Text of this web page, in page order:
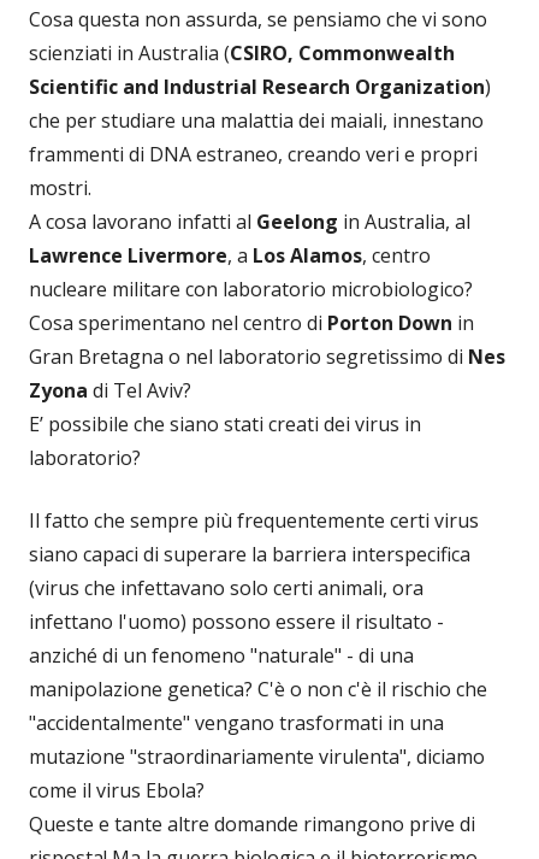
Cosa questa non assurda, se pensiamo che vi sono
scienziati in Australia (CSIRO, Commonwealth
Scientific and Industrial Research Organization)
che per studiare una malattia dei maiali, innestano
frammenti di DNA estraneo, creando veri e propri
mostri.
A cosa lavorano infatti al Geelong in Australia, al
Lawrence Livermore, a Los Alamos, centro
nucleare militare con laboratorio microbiologico?
Cosa sperimentano nel centro di Porton Down in
Gran Bretagna o nel laboratorio segretissimo di Nes
Zyona di Tel Aviv?
E’ possibile che siano stati creati dei virus in
laboratorio?
Il fatto che sempre più frequentemente certi virus
siano capaci di superare la barriera interspecifica
(virus che infettavano solo certi animali, ora
infettano l'uomo) possono essere il risultato -
anziché di un fenomeno "naturale" - di una
manipolazione genetica? C'è o non c'è il rischio che
"accidentalmente" vengano trasformati in una
mutazione "straordinariamente virulenta", diciamo
come il virus Ebola?
Queste e tante altre domande rimangono prive di